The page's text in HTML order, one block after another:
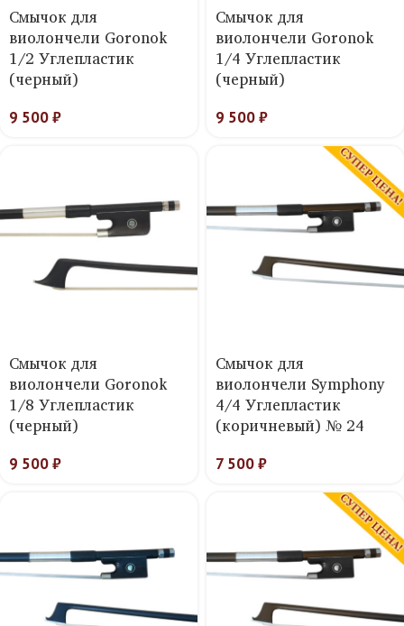
Смычок для
виолончели Goronok
1/2 Углепластик
(черный)
9 500₽
Смычок для
виолончели Goronok
1/4 Углепластик
(черный)
9 500₽
Смычок для
виолончели Goronok
1/8 Углепластик
(черный)
9 500₽
Смычок для
виолончели Symphony
4/4 Углепластик
(коричневый) № 24
7 500₽